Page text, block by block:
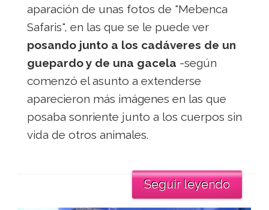
aparación de unas fotos de "Mebenca
Safaris", en las que se le puede ver
posando junto a los cadáveres de un
guepardo y de una gacela -según
comenzó el asunto a extenderse
aparecieron más imágenes en las que
posaba sonriente junto a los cuerpos sin
vida de otros animales.
Seguir leyendo